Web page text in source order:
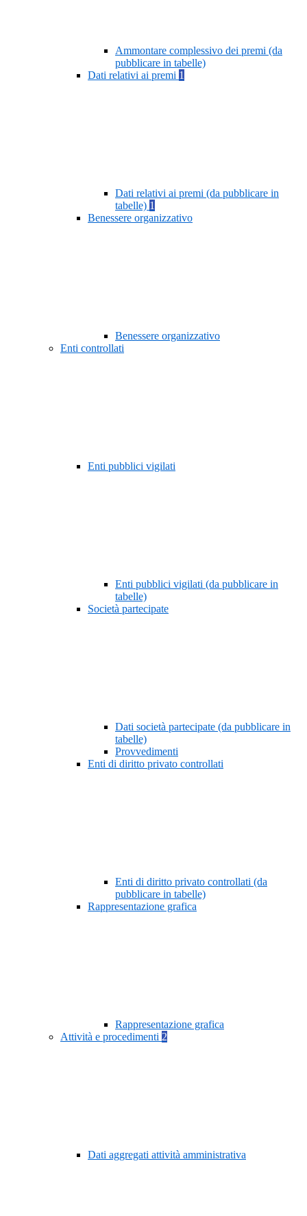
Ammontare complessivo dei premi (da
pubblicare in tabelle)
Dati relativi ai premi 1
Dati relativi ai premi (da pubblicare in
tabelle) 1
Benessere organizzativo
Benessere organizzativo
Enti controllati
Enti pubblici vigilati
Enti pubblici vigilati (da pubblicare in
tabelle)
Società partecipate
Dati società partecipate (da pubblicare in
tabelle)
Provvedimenti
Enti di diritto privato controllati
Enti di diritto privato controllati (da
pubblicare in tabelle)
Rappresentazione grafica
Rappresentazione grafica
Attività e procedimenti 2
Dati aggregati attività amministrativa